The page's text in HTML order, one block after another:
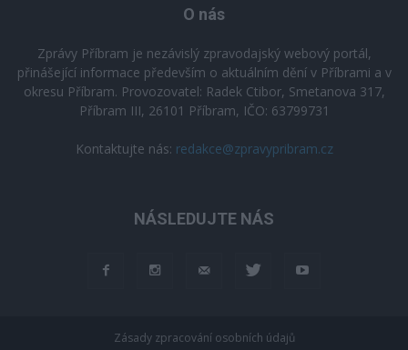
O nás
Zprávy Příbram je nezávislý zpravodajský webový portál,
přinášející informace především o aktuálním dění v Příbrami a v
okresu Příbram. Provozovatel: Radek Ctibor, Smetanova 317,
Příbram III, 26101 Příbram, IČO: 63799731
Kontaktujte nás: redakce@zpravypribram.cz
NÁSLEDUJTE NÁS
Zásady zpracování osobních údajů